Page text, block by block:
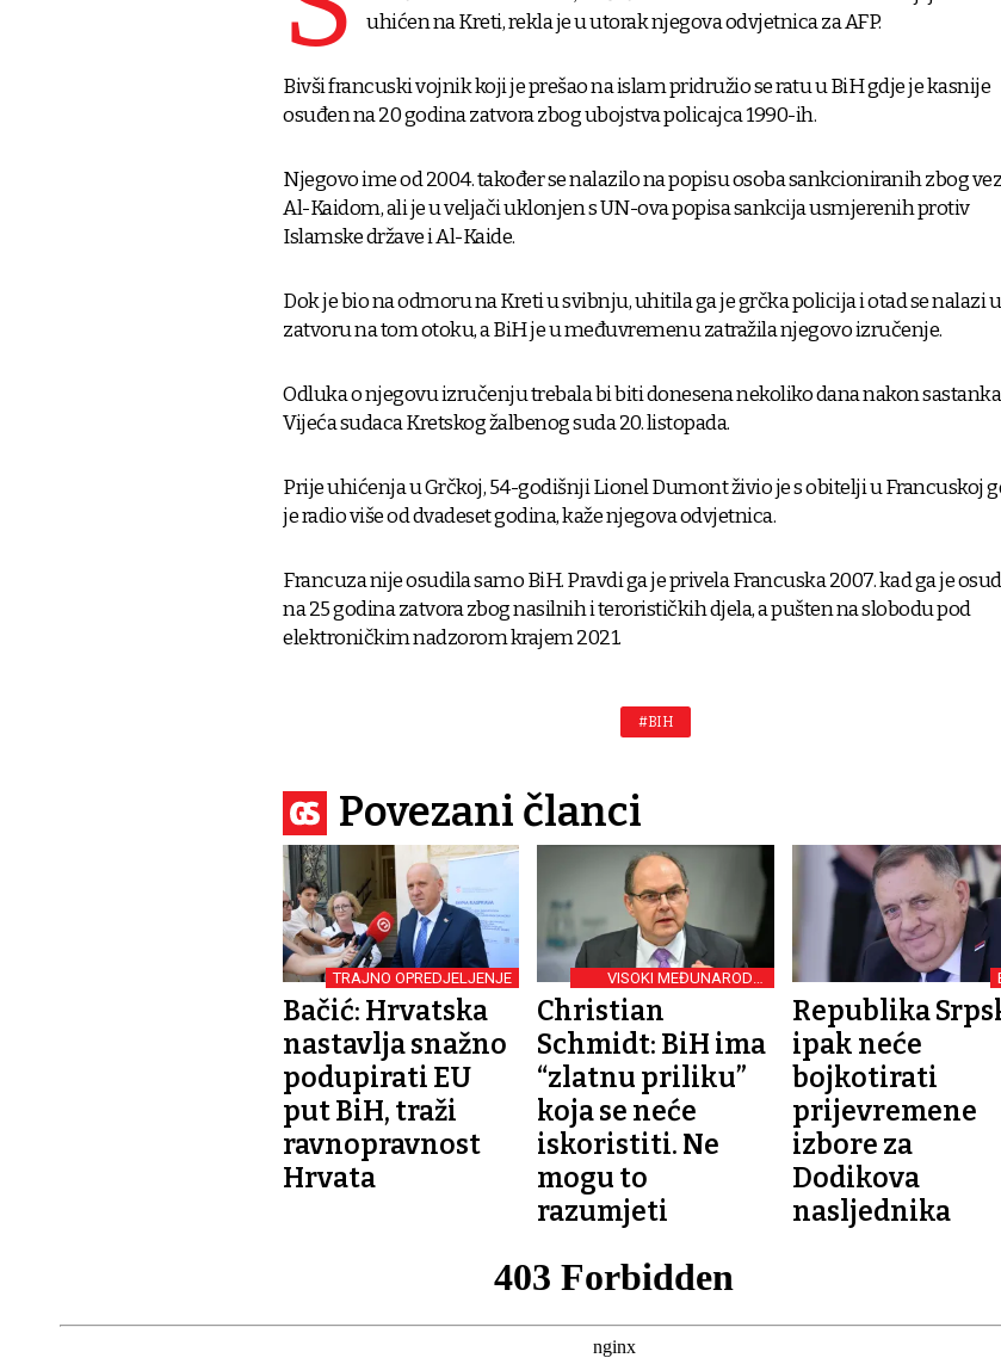
uhićen na Kreti, rekla je u utorak njegova odvjetnica za AFP.
Bivši francuski vojnik koji je prešao na islam pridružio se ratu u BiH gdje je kasnije
osuđen na 20 godina zatvora zbog ubojstva policajca 1990-ih.
Njegovo ime od 2004. također se nalazilo na popisu osoba sankcioniranih zbog
Al-Kaidom, ali je u veljači uklonjen s UN-ova popisa sankcija usmjerenih protiv
Islamske države i Al-Kaide.
Dok je bio na odmoru na Kreti u svibnju, uhitila ga je grčka policija i otad se nalazi u
zatvoru na tom otoku, a BiH je u međuvremenu zatražila njegovo izručenje.
Odluka o njegovu izručenju trebala bi biti donesena nekoliko dana nakon sastanka
Vijeća sudaca Kretskog žalbenog suda 20. listopada.
Prije uhićenja u Grčkoj, 54-godišnji Lionel Dumont živio je s obitelji u Francuskoj
je radio više od dvadeset godina, kaže njegova odvjetnica.
Francuza nije osudila samo BiH. Pravdi ga je privela Francuska 2007. kad ga je
na 25 godina zatvora zbog nasilnih i terorističkih djela, a pušten na slobodu pod
elektroničkim nadzorom krajem 2021.
#BIH
Povezani članci
TRAJNO OPREDJELJENJE
Bačić: Hrvatska
nastavlja snažno
podupirati EU
put BiH, traži
ravnopravnost
Hrvata
VISOKI MEĐUNARODNI
PREDSTAVNIK
Christian
Schmidt: BiH ima
“zlatnu priliku”
koja se neće
iskoristiti. Ne
mogu to
razumjeti
Republika
ipak neće
bojkotirati
prijevremene
izbore za
Dodikova
nasljednika